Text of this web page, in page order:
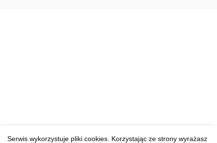
Serwis wykorzystuje pliki cookies. Korzystając ze strony wyrażasz